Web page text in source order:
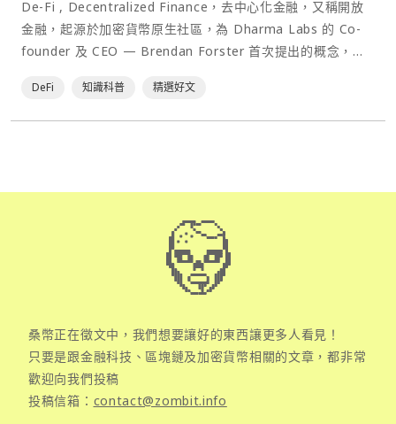
De-Fi , Decentralized Finance，去中心化金融，又稱開放
金融，起源於加密貨幣原生社區，為 Dharma Labs 的 Co-
founder 及 CEO — Brendan Forster 首次提出的概念，
金融服務時不再需要傳統的中間機⋯
DeFi 知識科普 精選好文
桑幣正在徵文中，我們想要讓好的東西讓更多人看見！
只要是跟金融科技、區塊鏈及加密貨幣相關的文章，都非常
歡迎向我們投稿
投稿信箱： contact@zombit.info